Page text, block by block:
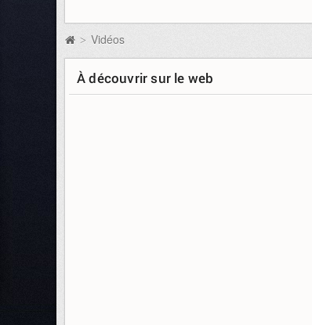
> Vidéos
À découvrir sur le web